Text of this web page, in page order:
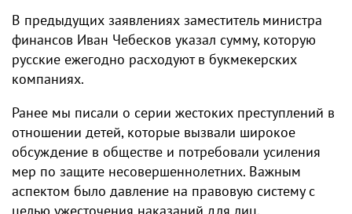
В предыдущих заявлениях заместитель министра
финансов Иван Чебесков указал сумму, которую
русские ежегодно расходуют в букмекерских
компаниях.
Ранее мы писали о серии жестоких преступлений в
отношении детей, которые вызвали широкое
обсуждение в обществе и потребовали усиления
мер по защите несовершеннолетних. Важным
аспектом было давление на правовую систему с